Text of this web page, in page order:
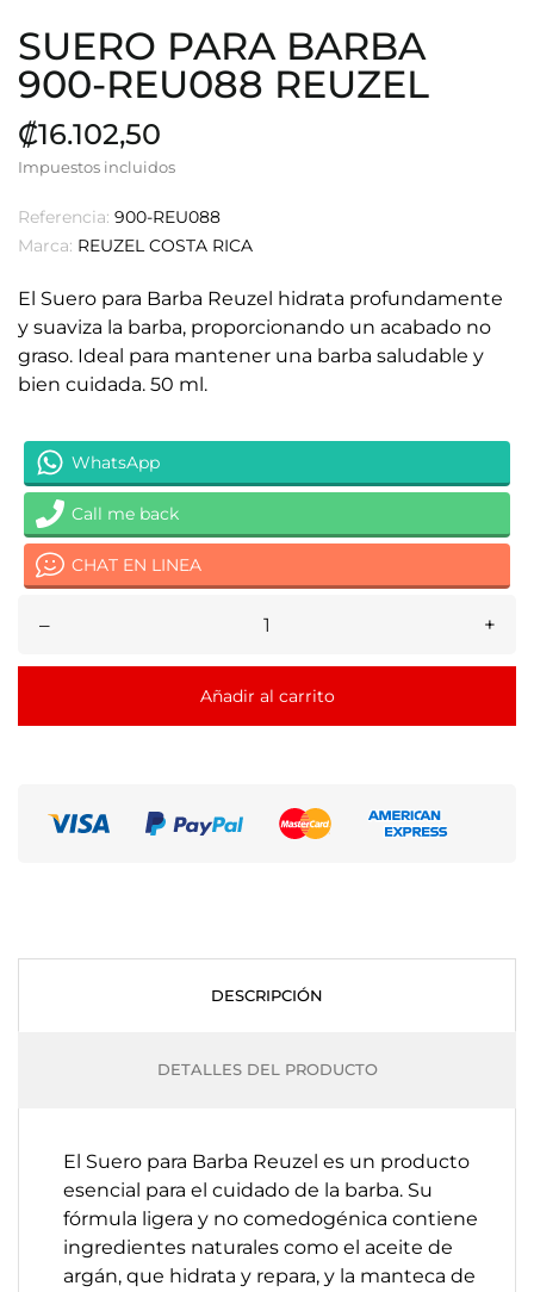
SUERO PARA BARBA
900-REU088 REUZEL
₡16.102,50
Impuestos incluidos
Referencia: 900-REU088
Marca: REUZEL COSTA RICA
El Suero para Barba Reuzel hidrata profundamente
y suaviza la barba, proporcionando un acabado no
graso. Ideal para mantener una barba saludable y
bien cuidada. 50 ml.
WhatsApp
Call me back
CHAT EN LINEA
– +
Añadir al carrito
DESCRIPCIÓN
DETALLES DEL PRODUCTO
El Suero para Barba Reuzel es un producto
esencial para el cuidado de la barba. Su
fórmula ligera y no comedogénica contiene
ingredientes naturales como el aceite de
argán, que hidrata y repara, y la manteca de